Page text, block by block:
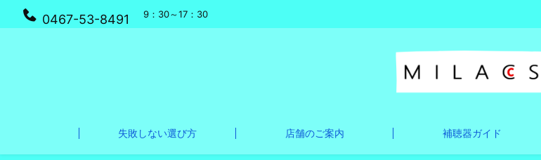
0467-53-8491 9：30～17：30
失敗しない選び方 店舗のご案内 補聴器ガイド